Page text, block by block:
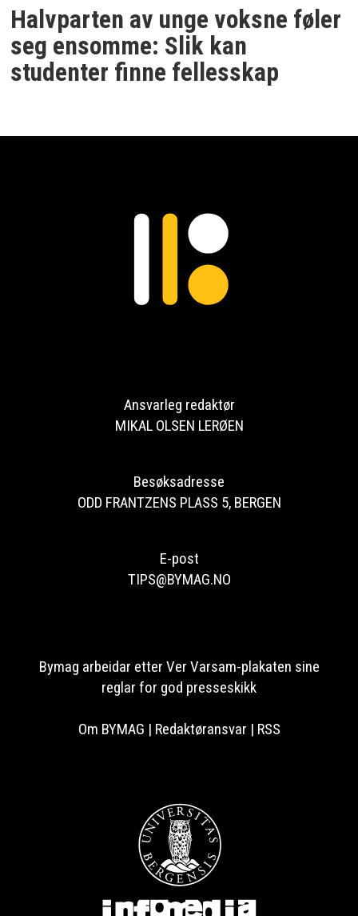
Halvparten av unge voksne føler
seg ensomme: Slik kan
studenter finne fellesskap
Ansvarleg redaktør
MIKAL OLSEN LERØEN
Besøksadresse
ODD FRANTZENS PLASS 5, BERGEN
E-post
TIPS@BYMAG.NO
Bymag arbeidar etter Ver Varsam-plakaten sine
reglar for god presseskikk
Om BYMAG | Redaktøransvar | RSS